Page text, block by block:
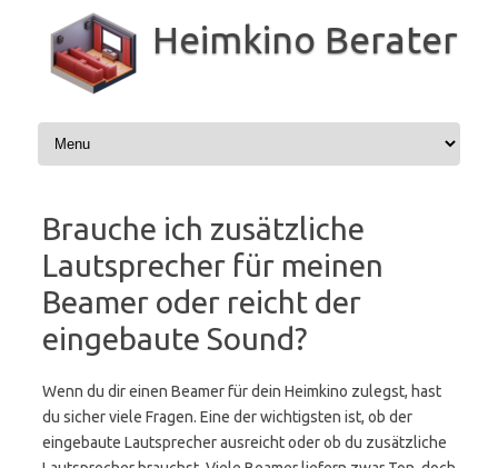
springen
Heimkino Berater
Brauche ich zusätzliche
Lautsprecher für meinen
Beamer oder reicht der
eingebaute Sound?
Wenn du dir einen Beamer für dein Heimkino zulegst, hast
du sicher viele Fragen. Eine der wichtigsten ist, ob der
eingebaute Lautsprecher ausreicht oder ob du zusätzliche